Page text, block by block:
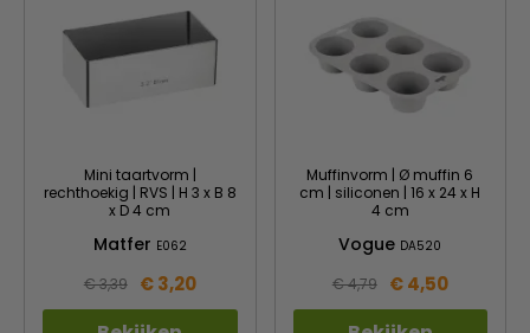
Mini taartvorm |
rechthoekig | RVS | H 3 x B 8
x D 4 cm
Matfer E062
€ 3,39 € 3,20
Muffinvorm | Ø muffin 6
cm | siliconen | 16 x 24 x H
4 cm
Vogue DA520
€ 4,79 € 4,50